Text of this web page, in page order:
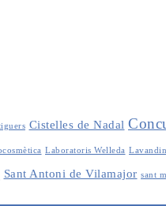
Cistelles de Nadal
Laboratoris Welleda
Sant Antoni de Vilamajor sant